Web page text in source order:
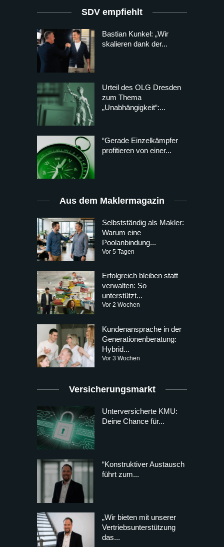
SDV empfiehlt
Bastian Kunkel: „Wir
skalieren dank der...
Urteil des OLG Dresden
zum Thema
„Unabhängigkeit“:...
“Gerade Einzelkämpfer
profitieren von einer...
Aus dem Maklermagazin
Selbstständig als Makler:
Warum eine
Poolanbindung...
Vor 5 Tagen
Erfolgreich bleiben statt
verwalten: So
unterstützt...
Vor 2 Wochen
Kundenansprache in der
Generationenberatung:
Hybrid...
Vor 3 Wochen
Versicherungsmarkt
Unterversicherte KMU:
Deine Chance für...
“Konstruktiver Austausch
führt zum...
„Wir bieten mit unserer
Vertriebsunterstützung
das...